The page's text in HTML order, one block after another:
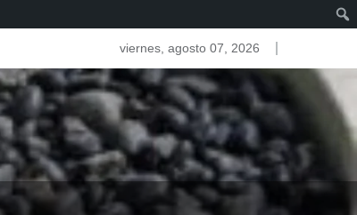
viernes, agosto 07, 2026